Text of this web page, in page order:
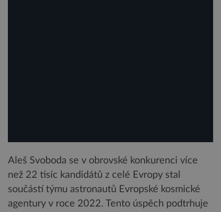
Aleš Svoboda se v obrovské konkurenci více
než 22 tisíc kandidátů z celé Evropy stal
součástí týmu astronautů Evropské kosmické
agentury v roce 2022. Tento úspěch podtrhuje